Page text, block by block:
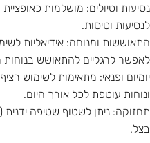
נסיעות וטיולים: מושלמות
לנסיעות וטיסות.
התאוששות ומנוחה: אידיאליות
לאפשר לרגליים להתאושש בנוחות
יומיום ופנאי: מתאימות לשימוש
ונוחות עוטפת לכל אורך היום.
תחזוקה: ניתן לשטוף שטיפה
בצל.